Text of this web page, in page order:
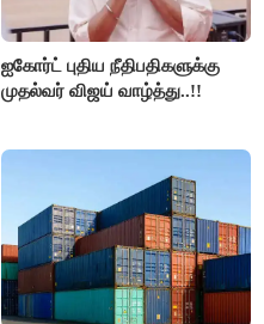
ஐகோர்ட் புதிய நீதிபதிகளுக்கு
முதல்வர் விஜய் வாழ்த்து..!!